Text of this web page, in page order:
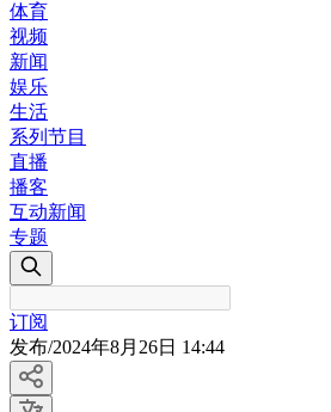
体育
视频
新闻
娱乐
生活
系列节目
直播
播客
互动新闻
专题
订阅
发布/2024年8月26日 14:44